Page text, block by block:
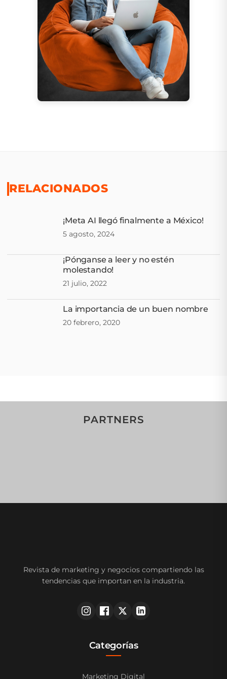
RELACIONADOS
¡Meta AI llegó finalmente a México!
5 agosto, 2024
¡Pónganse a leer y no estén
molestando!
21 julio, 2022
La importancia de un buen nombre
20 febrero, 2020
PARTNERS
Revista de marketing y negocios compartiendo las
tendencias que importan en la industria.
Categorías
Marketing Digital